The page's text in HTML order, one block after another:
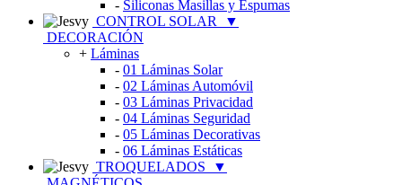
- Siliconas Masillas y Espumas
CONTROL SOLAR
▼
DECORACIÓN
+ Láminas
- 01 Láminas Solar
- 02 Láminas Automóvil
- 03 Láminas Privacidad
- 04 Láminas Seguridad
- 05 Láminas Decorativas
- 06 Láminas Estáticas
TROQUELADOS
▼